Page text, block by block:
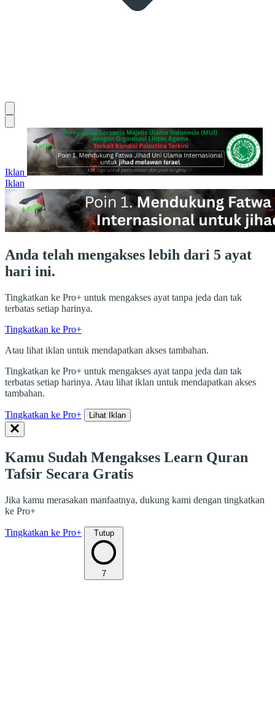
Iklan
Iklan
Anda telah mengakses lebih dari 5 ayat
hari ini.
Tingkatkan ke Pro+ untuk mengakses ayat tanpa jeda dan tak
terbatas setiap harinya.
Tingkatkan ke Pro+
Atau lihat iklan untuk mendapatkan akses tambahan.
Tingkatkan ke Pro+ untuk mengakses ayat tanpa jeda dan tak
terbatas setiap harinya. Atau lihat iklan untuk mendapatkan akses
tambahan.
Tingkatkan ke Pro+ Lihat Iklan
Kamu Sudah Mengakses Learn Quran
Tafsir Secara Gratis
Jika kamu merasakan manfaatnya, dukung kami dengan tingkatkan
ke Pro+
Tingkatkan ke Pro+ Tutup
7